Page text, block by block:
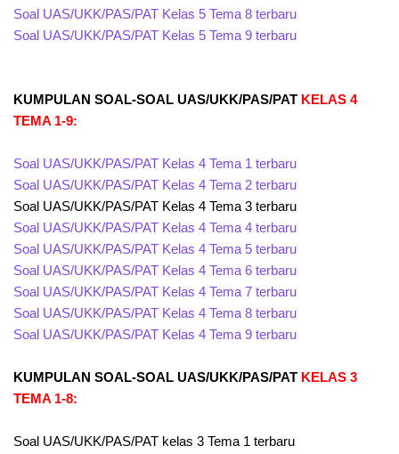
Soal UAS/UKK/PAS/PAT Kelas 5 Tema 8 terbaru
Soal UAS/UKK/PAS/PAT Kelas 5 Tema 9 terbaru
KUMPULAN SOAL-SOAL UAS/UKK/PAS/PAT KELAS 4
TEMA 1-9:
Soal UAS/UKK/PAS/PAT Kelas 4 Tema 1 terbaru
Soal UAS/UKK/PAS/PAT Kelas 4 Tema 2 terbaru
Soal UAS/UKK/PAS/PAT Kelas 4 Tema 3 terbaru
Soal UAS/UKK/PAS/PAT Kelas 4 Tema 4 terbaru
Soal UAS/UKK/PAS/PAT Kelas 4 Tema 5 terbaru
Soal UAS/UKK/PAS/PAT Kelas 4 Tema 6 terbaru
Soal UAS/UKK/PAS/PAT Kelas 4 Tema 7 terbaru
Soal UAS/UKK/PAS/PAT Kelas 4 Tema 8 terbaru
Soal UAS/UKK/PAS/PAT Kelas 4 Tema 9 terbaru
KUMPULAN SOAL-SOAL UAS/UKK/PAS/PAT KELAS 3
TEMA 1-8:
Soal UAS/UKK/PAS/PAT kelas 3 Tema 1 terbaru